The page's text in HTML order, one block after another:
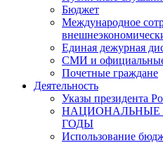
Бюджет
Международное
Единая дежурная
СМИ и
Почетные граждане
Деятельность
Указы президента
НАЦИОНАЛЬНЫЕ
ГОДЫ
Использование